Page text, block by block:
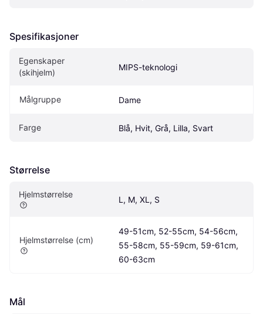
Spesifikasjoner
Egenskaper
(skihjelm)
MIPS-teknologi
Målgruppe Dame
Farge Blå, Hvit, Grå, Lilla, Svart
Størrelse
Hjelmstørrelse
L, M, XL, S
Hjelmstørrelse (cm)
49-51cm, 52-55cm, 54-56cm,
55-58cm, 55-59cm, 59-61cm,
60-63cm
Mål